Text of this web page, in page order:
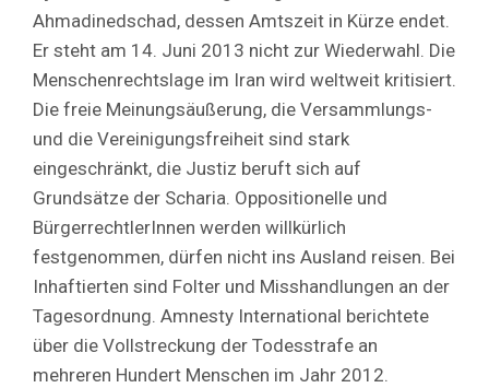
Ahmadinedschad, dessen Amtszeit in Kürze endet.
Er steht am 14. Juni 2013 nicht zur Wiederwahl. Die
Menschenrechtslage im Iran wird weltweit kritisiert.
Die freie Meinungsäußerung, die Versammlungs-
und die Vereinigungsfreiheit sind stark
eingeschränkt, die Justiz beruft sich auf
Grundsätze der Scharia. Oppositionelle und
BürgerrechtlerInnen werden willkürlich
festgenommen, dürfen nicht ins Ausland reisen. Bei
Inhaftierten sind Folter und Misshandlungen an der
Tagesordnung. Amnesty International berichtete
über die Vollstreckung der Todesstrafe an
mehreren Hundert Menschen im Jahr 2012.